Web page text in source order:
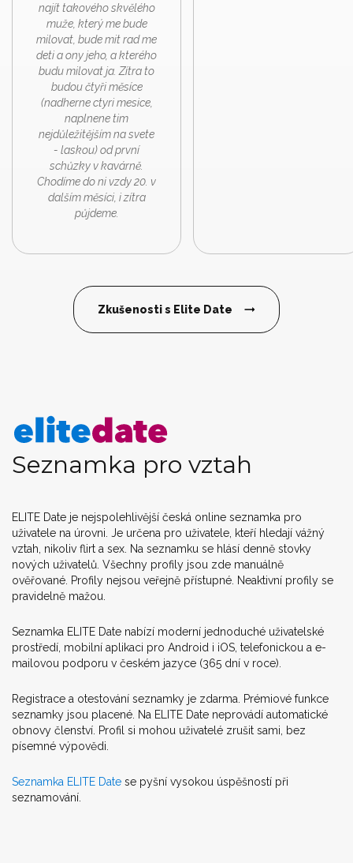
najít takového skvělého
muže, který me bude
milovat, bude mit rad me
deti a ony jeho, a kterého
budu milovat ja. Zítra to
budou čtyři měsíce
(nadherne ctyri mesice,
naplnene tim
nejdůležitějším na svete
- laskou) od první
schůzky v kavárně.
Chodíme do ni vzdy 20. v
dalším měsíci, i zítra
půjdeme.
Zkušenosti s Elite Date
Seznamka pro vztah
ELITE Date je nejspolehlivější česká online seznamka pro
uživatele na úrovni. Je určena pro uživatele, kteří hledají vážný
vztah, nikoliv flirt a sex. Na seznamku se hlásí denně stovky
nových uživatelů. Všechny profily jsou zde manuálně
ověřované. Profily nejsou veřejně přístupné. Neaktivní profily se
pravidelně mažou.
Seznamka ELITE Date nabízí moderní jednoduché uživatelské
prostředí, mobilní aplikaci pro Android i iOS, telefonickou a e-
mailovou podporu v českém jazyce (365 dní v roce).
Registrace a otestování seznamky je zdarma. Prémiové funkce
seznamky jsou placené. Na ELITE Date neprovádí automatické
obnovy členství. Profil si mohou uživatelé zrušit sami, bez
písemné výpovědi.
Seznamka ELITE Date se pyšní vysokou úspěšností při
seznamování.